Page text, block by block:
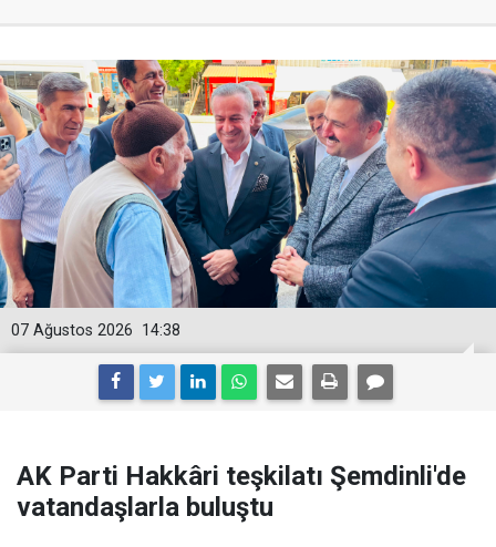
14:38
07 Ağustos 2026
AK Parti Hakkâri teşkilatı Şemdinli'de
vatandaşlarla buluştu